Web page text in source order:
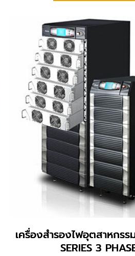
เครื่องสำรองไฟอุตสาหกรร
SERIES 3